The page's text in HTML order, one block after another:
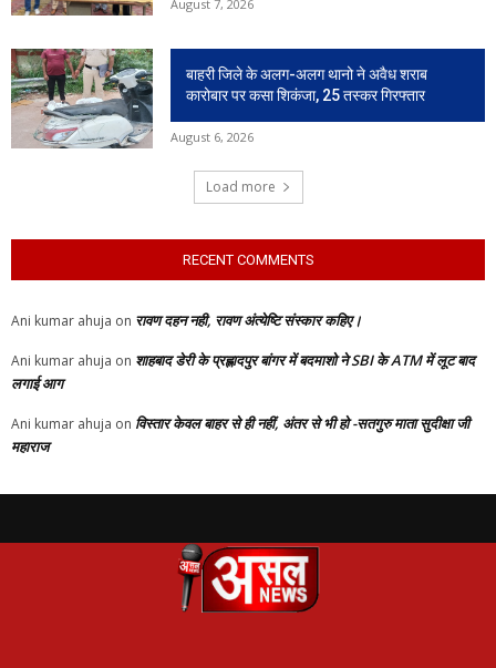
August 7, 2026
बाहरी जिले के अलग-अलग थानो ने अवैध शराब
कारोबार पर कसा शिकंजा, 25 तस्कर गिरफ्तार
August 6, 2026
Load more
RECENT COMMENTS
Ani kumar ahuja on रावण दहन नही, रावण अंत्येष्टि संस्कार कहिए।
Ani kumar ahuja on शाहबाद डेरी के प्रह्लादपुर बांगर में बदमाशो ने SBI के ATM में लूट बाद
लगाई आग
Ani kumar ahuja on विस्तार केवल बाहर से ही नहीं, अंतर से भी हो -सतगुरु माता सुदीक्षा जी
महाराज